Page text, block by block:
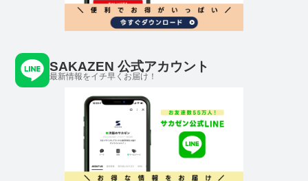
SAKAZEN 公式アカウント
最新情報をイチ早くお届け！